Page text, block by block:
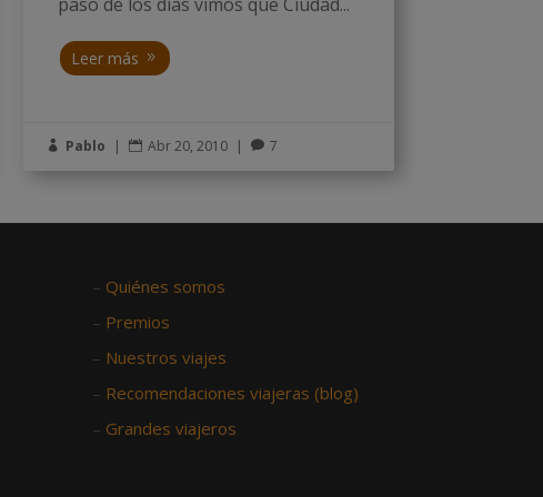
Leer más
 Pablo |  Abr 20, 2010 |  7
– Quiénes somos
– Premios
– Nuestros viajes
– Recomendaciones viajeras (blog)
– Grandes viajeros